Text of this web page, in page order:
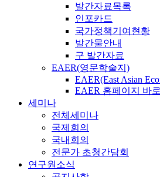
발간자료목록
인포카드
국가정책기여현황
발간물안내
구 발간자료
EAER(영문학술지)
EAER(East Asian
EAER 홈페이지 바로
세미나
전체세미나
국제회의
국내회의
전문가 초청간담회
연구원소식